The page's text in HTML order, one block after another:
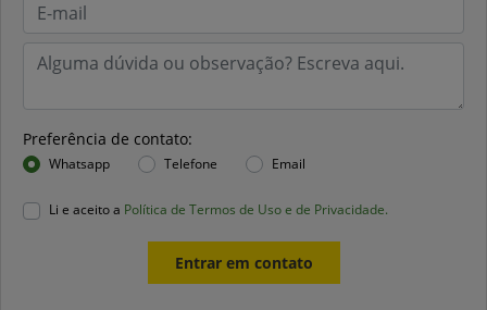
Preferência de contato:
Whatsapp Telefone Email
Li e aceito a Política de Termos de Uso e de Privacidade.
Entrar em contato